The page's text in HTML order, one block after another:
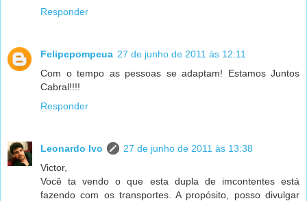
Responder
Felipepompeua 27 de junho de 2011 às 12:11
Com o tempo as pessoas se adaptam! Estamos Juntos
Cabral!!!!
Responder
Leonardo Ivo
27 de junho de 2011 às 13:38
Victor,
Você ta vendo o que esta dupla de imcontentes está
fazendo com os transportes. A propósito, posso divulgar